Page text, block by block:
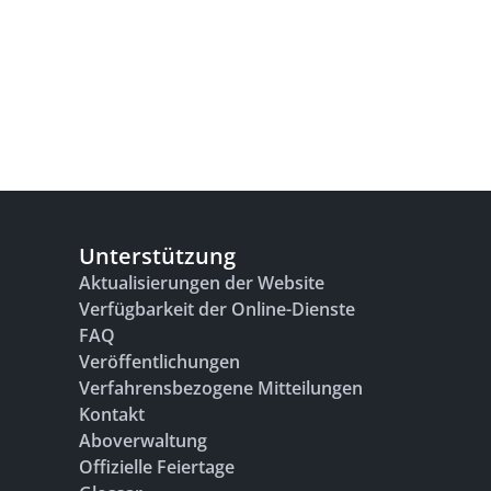
Unterstützung
Aktualisierungen der Website
Verfügbarkeit der Online-Dienste
FAQ
Veröffentlichungen
Verfahrensbezogene Mitteilungen
Kontakt
Aboverwaltung
Offizielle Feiertage